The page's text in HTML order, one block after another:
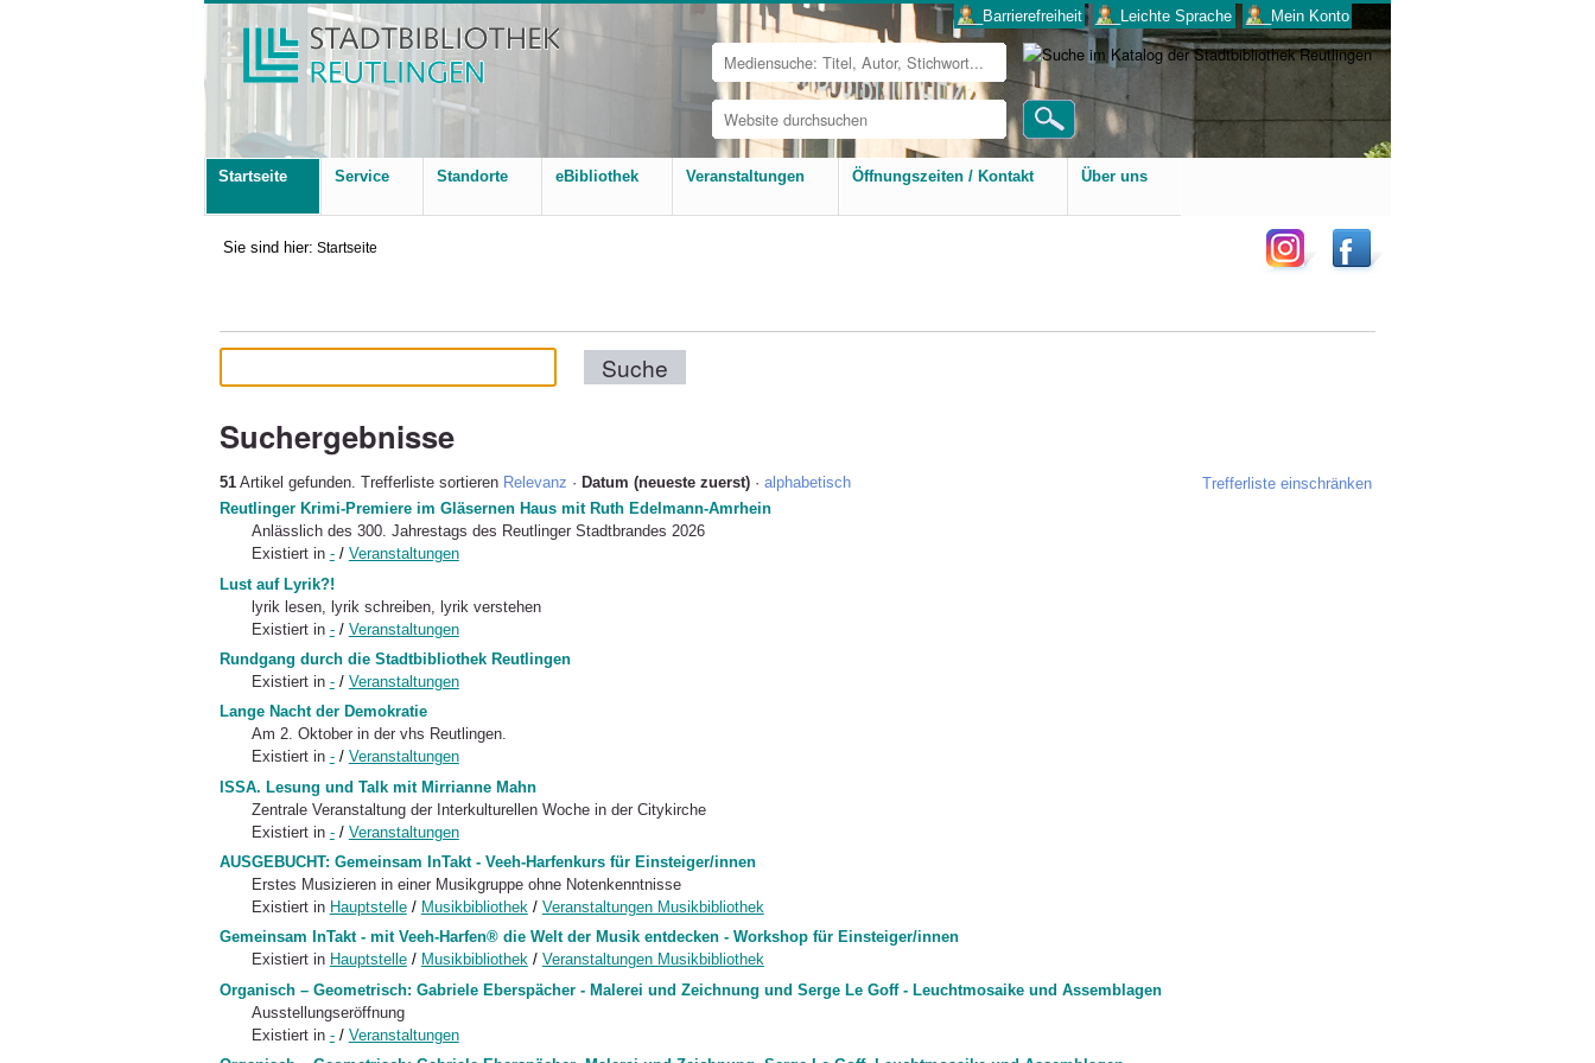
Website
durchsuchen
Erweiterte
Suche…
___Barrierefreiheit ___Leichte Sprache ___Mein Konto
Startseite Service Standorte eBibliothek Veranstaltungen Öffnungszeiten / Kontakt Über uns
Sie sind hier: Startseite
Suchergebnisse
51Artikel gefunden. Trefferliste einschränken
Trefferliste sortieren Relevanz · Datum (neueste zuerst) · alphabetisch
Reutlinger Krimi-Premiere im Gläsernen Haus mit Ruth Edelmann-Amrhein
Anlässlich des 300. Jahrestags des Reutlinger Stadtbrandes 2026
Existiert in - / Veranstaltungen
Lust auf Lyrik?!
lyrik lesen, lyrik schreiben, lyrik verstehen
Existiert in - / Veranstaltungen
Rundgang durch die Stadtbibliothek Reutlingen
Existiert in - / Veranstaltungen
Lange Nacht der Demokratie
Am 2. Oktober in der vhs Reutlingen.
Existiert in - / Veranstaltungen
ISSA. Lesung und Talk mit Mirrianne Mahn
Zentrale Veranstaltung der Interkulturellen Woche in der Citykirche
Existiert in - / Veranstaltungen
AUSGEBUCHT: Gemeinsam InTakt - Veeh-Harfenkurs für Einsteiger/innen
Erstes Musizieren in einer Musikgruppe ohne Notenkenntnisse
Existiert in Hauptstelle / Musikbibliothek / Veranstaltungen Musikbibliothek
Gemeinsam InTakt - mit Veeh-Harfen® die Welt der Musik entdecken - Workshop für Einsteiger/innen
Existiert in Hauptstelle / Musikbibliothek / Veranstaltungen Musikbibliothek
Organisch – Geometrisch: Gabriele Eberspächer - Malerei und Zeichnung und Serge Le Goff - Leuchtmosaike und Assemblagen
Ausstellungseröffnung
Existiert in - / Veranstaltungen